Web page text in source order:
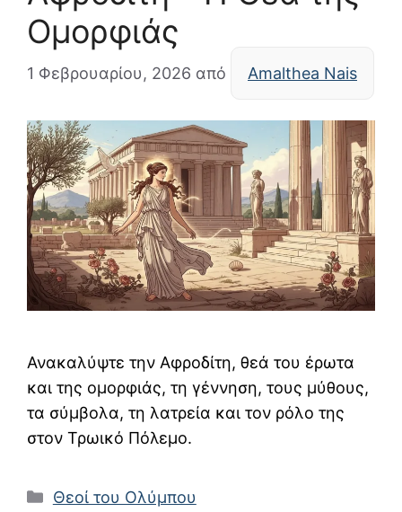
Ομορφιάς
1 Φεβρουαρίου, 2026 από Amalthea Nais
Ανακαλύψτε την Αφροδίτη, θεά του έρωτα
και της ομορφιάς, τη γέννηση, τους μύθους,
τα σύμβολα, τη λατρεία και τον ρόλο της
στον Τρωικό Πόλεμο.
Κατηγορίες
Θεοί του Ολύμπου